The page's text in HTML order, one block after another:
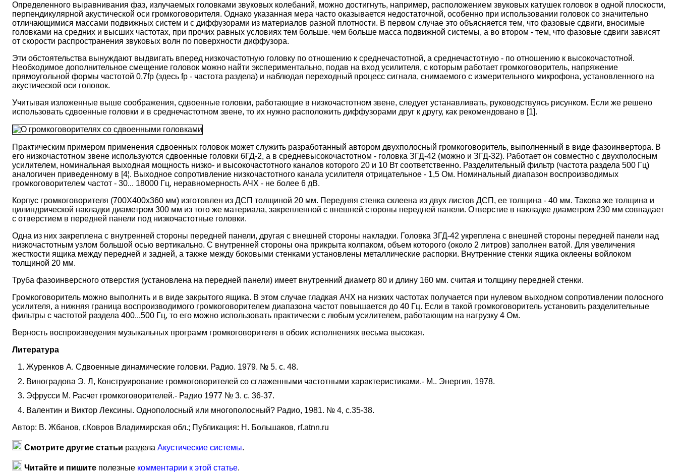
Определенного выравнивания фаз, излучаемых головками звуковых колебаний, можно достигнуть, например, расположением звуковых катушек головок в одной плоскости,
перпендикулярной акустической оси громкоговорителя. Однако указанная мера часто оказывается недостаточной, особенно при использовании головок со значительно
отличающимися массами подвижных систем и с диффузорами из материалов разной плотности. В первом случае это объясняется тем, что фазовые сдвиги, вносимые
головками на средних и высших частотах, при прочих равных условиях тем больше. чем больше масса подвижной системы, а во втором - тем, что фазовые сдвиги зависят
от скорости распространения звуковых волн по поверхности диффузора.
Эти обстоятельства вынуждают выдвигать вперед низкочастотную головку по отношению к среднечастотной, а среднечастотную - по отношению к высокочастотной.
Необходимое дополнительное смещение головок можно найти экспериментально, подав на вход усилителя, с которым работает громкоговоритель, напряжение
прямоугольной формы частотой 0,7fр (здесь fp - частота раздела) и наблюдая переходный процесс сигнала, снимаемого с измерительного микрофона, установленного на
акустической оси головок.
Учитывая изложенные выше соображения, сдвоенные головки, работающие в низкочастотном звене, следует устанавливать, руководствуясь рисунком. Если же решено
использовать сдвоенные головки и в среднечастотном звене, то их нужно расположить диффузорами друг к другу, как рекомендовано в [1].
Практическим примером применения сдвоенных головок может служить разработанный автором двухполосный громкоговоритель, выполненный в виде фазоинвертора. В
его низкочастотном звене используются сдвоенные головки 6ГД-2, а в средневысокочастотном - головка ЗГД-42 (можно и ЗГД-32). Работает он совместно с двухполосным
усилителем, номинальная выходная мощность низко- и высокочастотного каналов которого 20 и 10 Вт соответственно. Разделительный фильтр (частота раздела 500 Гц)
аналогичен приведенному в [4¦. Выходное сопротивление низкочастотного канала усилителя отрицательное - 1,5 Ом. Номинальный диапазон воспроизводимых
громкоговорителем частот - 30... 18000 Гц, неравномерность АЧХ - не более 6 дВ.
Корпус громкоговорителя (700Х400х360 мм) изготовлен из ДСП толщиной 20 мм. Передняя стенка склеена из двух листов ДСП, ее толщина - 40 мм. Такова же толщина и
цилиндрической накладки диаметром 300 мм из того же материала, закрепленной с внешней стороны передней панели. Отверстие в накладке диаметром 230 мм совпадает
с отверстием в передней панели под низкочастотные головки.
Одна из них закреплена с внутренней стороны передней панели, другая с внешней стороны накладки. Головка ЗГД-42 укреплена с внешней стороны передней панели над
низкочастотным узлом большой осью вертикально. С внутренней стороны она прикрыта колпаком, объем которого (около 2 литров) заполнен ватой. Для увеличения
жесткости ящика между передней и задней, а также между боковыми стенками установлены металлические распорки. Внутренние стенки ящика оклеены войлоком
толщиной 20 мм.
Труба фазоинверсного отверстия (установлена на передней панели) имеет внутренний диаметр 80 и длину 160 мм. считая и толщину передней стенки.
Громкоговоритель можно выполнить и в виде закрытого ящика. В этом случае гладкая АЧХ на низких частотах получается при нулевом выходном сопротивлении полосного
усилителя, а нижняя граница воспроизводимого громкоговорителем диапазона частот повышается до 40 Гц. Если в такой громкоговоритель установить разделительные
фильтры с частотой раздела 400...500 Гц, то его можно использовать практически с любым усилителем, работающим на нагрузку 4 Ом.
Верность воспроизведения музыкальных программ громкоговорителя в обоих исполнениях весьма высокая.
Литература
Журенков А. Сдвоенные динамические головки. Радио. 1979. № 5. с. 48.
Виноградова Э. Л, Конструирование громкоговорителей со сглаженными частотными характеристиками.- М.. Энергия, 1978.
Эфрусси М. Расчет громкоговорителей.- Радио 1977 № 3. с. 36-37.
Валентин и Виктор Лексины. Однополосный или многополосный? Радио, 1981. № 4, с.35-38.
Автор: В. Жбанов, г.Ковров Владимирская обл.; Публикация: Н. Большаков, rf.atnn.ru
Смотрите другие статьи раздела Акустические системы.
Читайте и пишите полезные комментарии к этой статье.